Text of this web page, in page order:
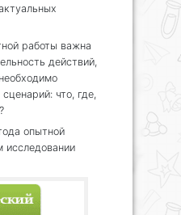
работы важна
действий,
что, где,
опытной
исследовании